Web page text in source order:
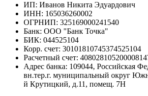
ИП: Иванов Никита Эдуардович
ИНН: 165036260002
ОГРНИП: 325169000241540
Банк: ООО "Банк Точка"
БИК: 044525104
Корр. счет: 30101810745374525104
Расчетный счет:
Адрес банка: 109044, Российская
вн.тер.г. муниципальный округ
й Крутицкий, д.11, помещ. 7Н